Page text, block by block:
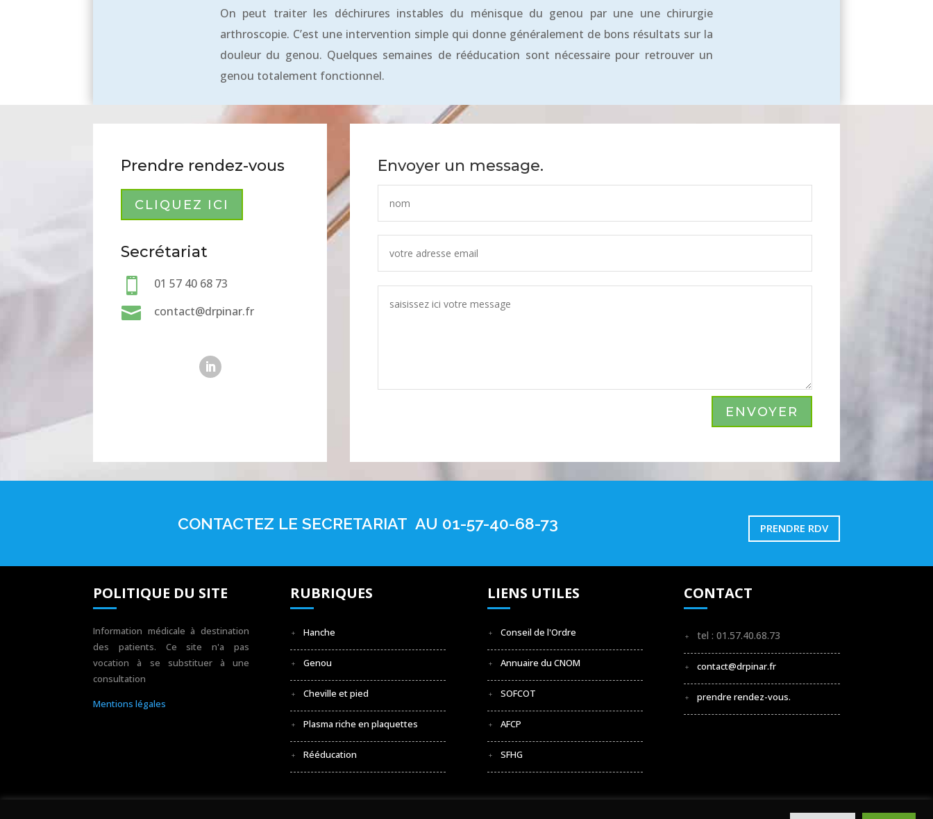
On peut traiter les déchirures instables du ménisque du genou par une une chirurgie
arthroscopie. C’est une intervention simple qui donne généralement de bons résultats sur la
douleur du genou. Quelques semaines de rééducation sont nécessaire pour retrouver un
genou totalement fonctionnel.
Prendre rendez-vous
CLIQUEZ ICI
Secrétariat
 01 57 40 68 73
 contact@drpinar.fr
Envoyer un message.
ENVOYER
CONTACTEZ LE SECRETARIAT AU 01-57-40-68-73 PRENDRE RDV
POLITIQUE DU SITE
Information médicale à destination
des patients. Ce site n'a pas
vocation à se substituer à une
consultation
Mentions légales
RUBRIQUES
Hanche
Genou
Cheville et pied
Plasma riche en plaquettes
Rééducation
LIENS UTILES
Conseil de l'Ordre
Annuaire du CNOM
SOFCOT
AFCP
SFHG
CONTACT
tel : 01.57.40.68.73
contact@drpinar.fr
prendre rendez-vous.